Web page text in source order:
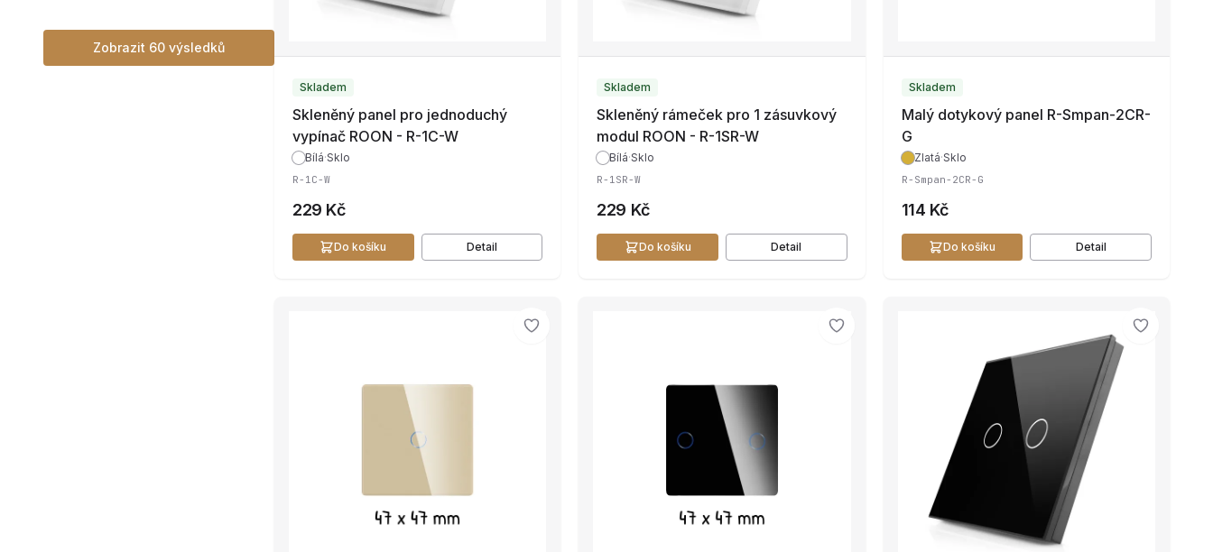
Zobrazit 60 výsledků
Skladem
Skleněný panel pro jednoduchý
vypínač ROON - R-1C-W
Bílá·Sklo
R-1C-W
229 Kč
Do košíku Detail
Skladem
Skleněný rámeček pro 1 zásuvkový
modul ROON - R-1SR-W
Bílá·Sklo
R-1SR-W
229 Kč
Do košíku Detail
Skladem
Malý dotykový panel R-Smpan-2CR-
G
Zlatá·Sklo
R-Smpan-2CR-G
114 Kč
Do košíku Detail